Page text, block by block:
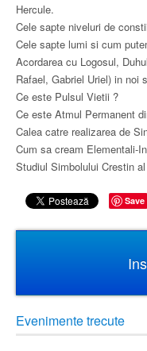
Hercule.
Cele sapte niveluri de
Cele sapte lumi si cum
Acordarea cu Logosul,
Rafael, Gabriel Uriel) in noi
Ce este Pulsul Vietii ?
Ce este Atmul Permanent
Calea catre realizarea de
Cum sa cream Elementali-
Studiul Simbolului Crestin
Save
Evenimente trecute